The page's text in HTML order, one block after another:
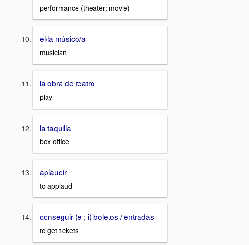
performance (theater; movie)
el/la músico/a
musician
la obra de teatro
play
la taquilla
box office
aplaudir
to applaud
conseguir (e ; i) boletos / entradas
to get tickets